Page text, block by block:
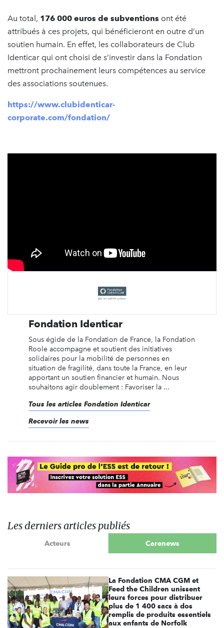
Au total, 176 000 euros de subventions ont été
attribués à ces projets, qui bénéficieront en outre d’un
soutien humain. En effet, les collaborateurs de Club
Identicar qui ont choisi de s’investir dans la Fondation
mettront prochainement leurs compétences au service
des associations soutenues.
https://www.clubidenticar-
corporate.com/fondation/
Fondation Identicar
Sous égide de la Fondation de France, la Fondation
Roole accompagne et soutient des initiatives
solidaires pour la mobilité de personnes en
situation de fragilité, dans toute la France, en leur
apportant un soutien financier et humain. Nous
souhaitons agir doublement : Favoriser la ...
Tous les articles Fondation Identicar
Recevoir les news
Les derniers articles publiés
Acteurs Carenews
La Fondation CMA CGM et
Feed the Children unissent
leurs forces pour distribuer
plus de 1 400 sacs à dos
remplis de produits essentiels
aux enfants de Norfolk